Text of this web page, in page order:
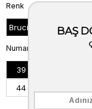
Renk
Bruciato
Numara
39
44